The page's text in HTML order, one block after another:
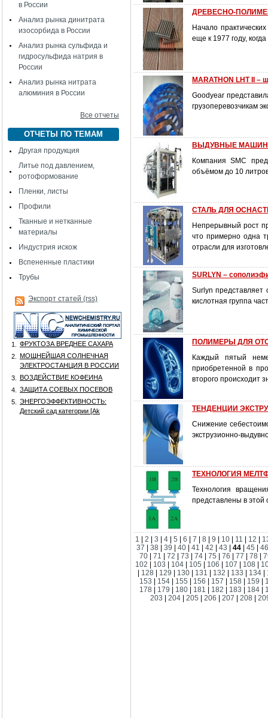
в России
Анализ рынка динитрата
изосорбида в России
Анализ рынка сульфида и
гидросульфида натрия в
России
Анализ рынка нитрата
алюминия в России
Все отчеты
ОТЧЕТЫ ПО ТЕМАМ
Другая продукция
Литье под давлением,
ротоформование
Пленки, листы
Профили
Тканные и нетканные
материалы
Индустрия искож
Вспененные пластики
Трубы
Экспорт статей (rss)
1.
ФРУКТОЗА ВРЕДНЕЕ САХАРА
2.
МОЩНЕЙШАЯ СОЛНЕЧНАЯ
ЭЛЕКТРОСТАНЦИЯ В РОССИИ
3.
ВОЗДЕЙСТВИЕ КОФЕИНА
4.
ЗАЩИТА СОЕВЫХ ПОСЕВОВ
5.
ЭНЕРГОЭФФЕКТИВНОСТЬ:
Детский сад категории [Аk
ДРЕВЕСНО-
Начало
еще к 1977 году,
MARATHON LHT II –
Goodyear
грузоперевозчикам
ВЫДУВНЫЕ
Компания SMC
объёмом до 10
СТАЛЬ ДЛЯ
Непрерывный рост
что примерно одна
отрасли для
SURLYN –
Surlyn представляет
кислотная группа
ПОЛИМЕРЫ ДЛЯ
Каждый пятый
приобретенной в
второго происходит
ТЕНДЕНЦИИ
Снижение
экструзионно-
ТЕХНОЛОГИЯ
Технология
представлены в этой
1 2 3 4 5 6 7 8 9 10 11 12
37
|38 |39 |40 |41 |42 |43 |44 |45 |
70
71 72 73 74 75 76 77 78
102
103 104 105 106 107 108
128 129 130 131 132 133 134
153
154 155 156 157 158 159
178
179 180 181 182 183 184
203
|204 |205 |206 |207 |208 |